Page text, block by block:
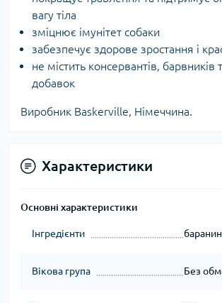
вагу тіла
зміцнює імунітет собаки
забезпечує здорове зростання і
не містить консервантів, барвників
добавок
Виробник Baskerville, Німеччина.
Характеристики
Основні характеристики
Інгредієнти
Вікова група Без